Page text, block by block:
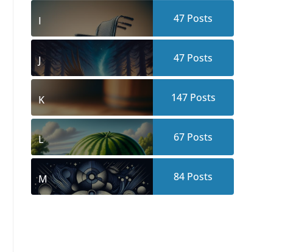
I 47 Posts
J 47 Posts
K 147Posts
L 67 Posts
M 84 Posts